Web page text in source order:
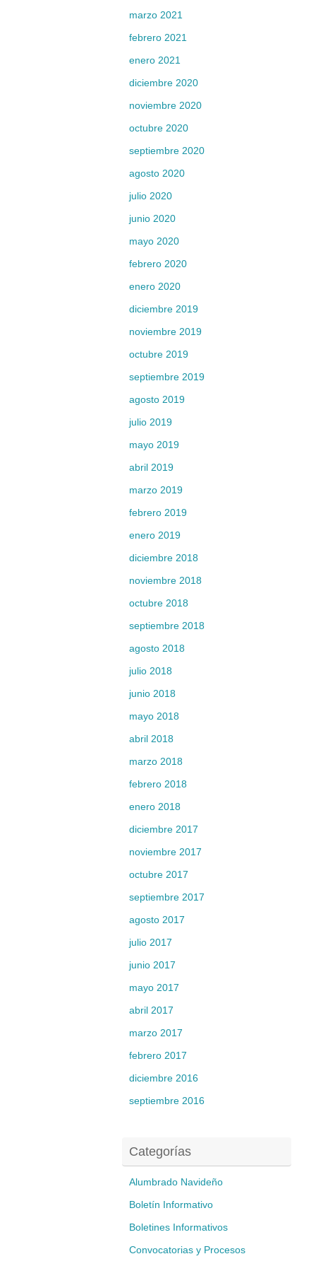
marzo 2021
febrero 2021
enero 2021
diciembre 2020
noviembre 2020
octubre 2020
septiembre 2020
agosto 2020
julio 2020
junio 2020
mayo 2020
febrero 2020
enero 2020
diciembre 2019
noviembre 2019
octubre 2019
septiembre 2019
agosto 2019
julio 2019
mayo 2019
abril 2019
marzo 2019
febrero 2019
enero 2019
diciembre 2018
noviembre 2018
octubre 2018
septiembre 2018
agosto 2018
julio 2018
junio 2018
mayo 2018
abril 2018
marzo 2018
febrero 2018
enero 2018
diciembre 2017
noviembre 2017
octubre 2017
septiembre 2017
agosto 2017
julio 2017
junio 2017
mayo 2017
abril 2017
marzo 2017
febrero 2017
diciembre 2016
septiembre 2016
Categorías
Alumbrado Navideño
Boletín Informativo
Boletines Informativos
Convocatorias y Procesos